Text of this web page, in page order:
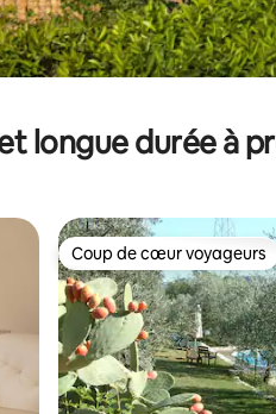
longue durée à
Coup de cœur voyageurs
Coup de cœur voyageurs